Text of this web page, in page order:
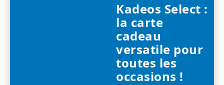
Kadeos Select :
la carte
cadeau
versatile pour
toutes les
occasions !